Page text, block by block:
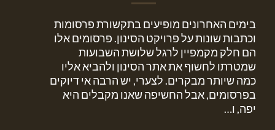
בימים האחרונים מופיעים בתקשורת פרסומות
וכתבות שונות על פרויקט הסינון. פרסומים אלו
הם חלק מקמפיין לרגל שלושת השבועות
שמטרתו לחשוף את אתר הסינון ולהביא אליו
כמה שיותר מבקרים. לצערי, יש הרבה אי דיוקים
בפרסומים, אבל החשיפה שאנו מקבלים היא
יפה, ו…